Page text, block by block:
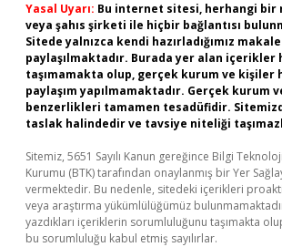
Yasal Uyarı: Bu internet sitesi, herhangi bir
veya şahıs şirketi ile hiçbir bağlantısı
Sitede yalnızca kendi hazırladığımız
paylaşılmaktadır. Burada yer alan içerikler
taşımamakta olup, gerçek kurum ve kişiler
paylaşım yapılmamaktadır. Gerçek kurum
benzerlikleri tamamen tesadüfidir.
taslak halindedir ve tavsiye niteliği
Sitemiz, 5651 Sayılı Kanun gereğince Bilgi
Kurumu (BTK) tarafından onaylanmış bir Yer
vermektedir. Bu nedenle, sitedeki içerikleri
veya araştırma yükümlülüğümüz
yazdıkları içeriklerin sorumluluğunu taşımakta
bu sorumluluğu kabul etmiş sayılırlar.